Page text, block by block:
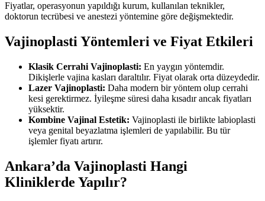
Fiyatlar, operasyonun yapıldığı kurum, kullanılan teknikler,
doktorun tecrübesi ve anestezi yöntemine göre değişmektedir.
Vajinoplasti Yöntemleri ve Fiyat Etkileri
Klasik Cerrahi Vajinoplasti: En yaygın yöntemdir.
Dikişlerle vajina kasları daraltılır. Fiyat olarak orta düzeydedir.
Lazer Vajinoplasti: Daha modern bir yöntem olup cerrahi
kesi gerektirmez. İyileşme süresi daha kısadır ancak fiyatları
yüksektir.
Kombine Vajinal Estetik: Vajinoplasti ile birlikte labioplasti
veya genital beyazlatma işlemleri de yapılabilir. Bu tür
işlemler fiyatı artırır.
Ankara’da Vajinoplasti Hangi
Kliniklerde Yapılır?